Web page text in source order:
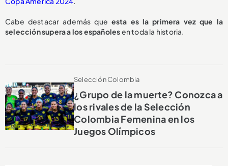
Cabe destacar además que esta es la primera vez que la
selección supera a los españolesen toda la historia.
Selección Colombia
¿Grupo de la muerte? Conozca a
los rivales de la Selección
Colombia Femenina en los
Juegos Olímpicos